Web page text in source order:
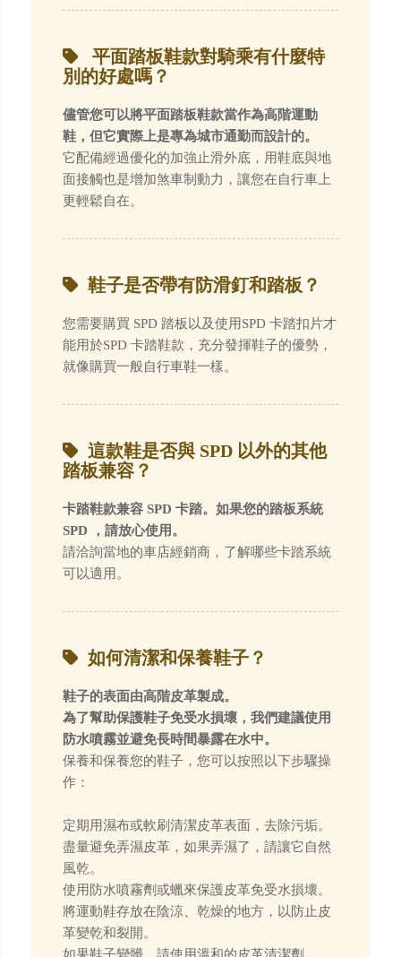
平面踏板鞋款對騎乘有什麼特
別的好處嗎？
儘管您可以將平面踏板鞋款當作為高階運動
鞋，但它實際上是專為城市通勤而設計的。
它配備經過優化的加強止滑外底，用鞋底與地
面接觸也是增加煞車制動力，讓您在自行車上
更輕鬆自在。
鞋子是否帶有防滑釘和踏板？
您需要購買 SPD 踏板以及使用SPD 卡踏扣片才
能用於SPD 卡踏鞋款，充分發揮鞋子的優勢，
就像購買一般自行車鞋一樣。
這款鞋是否與 SPD 以外的其他
踏板兼容？
卡踏鞋款兼容 SPD 卡踏。如果您的踏板系統
SPD ，請放心使用。
請洽詢當地的車店經銷商，了解哪些卡踏系統
可以適用。
如何清潔和保養鞋子？
鞋子的表面由高階皮革製成。
為了幫助保護鞋子免受水損壞，我們建議使用
防水噴霧並避免長時間暴露在水中。
保養和保養您的鞋子，您可以按照以下步驟操
作：
定期用濕布或軟刷清潔皮革表面，去除污垢。
盡量避免弄濕皮革，如果弄濕了，請讓它自然
風乾。
使用防水噴霧劑或蠟來保護皮革免受水損壞。
將運動鞋存放在陰涼、乾燥的地方，以防止皮
革變乾和裂開。